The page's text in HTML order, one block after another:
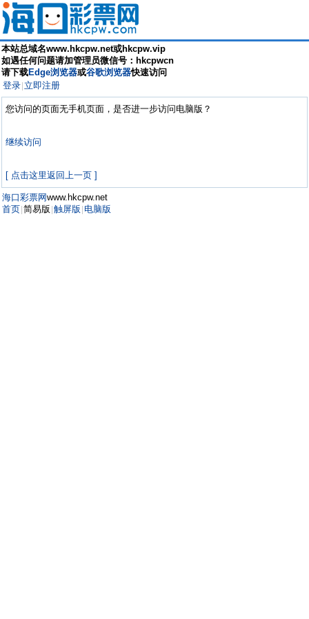
本站总域名www.hkcpw.net或hkcpw.vip
如遇任何问题请加管理员微信号：hkcpwcn
请下载Edge浏览器或谷歌浏览器快速访问
登录 立即注册
您访问的页面无手机页面，是否进一步访问电脑版？
继续访问
[ 点击这里返回上一页 ]
海口彩票网www.hkcpw.net
首页 简易版 触屏版 电脑版